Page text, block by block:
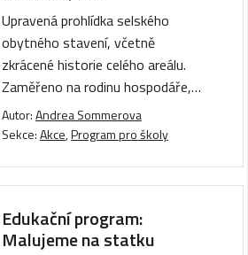
Upravená prohlídka selského
obytného stavení, včetně
zkrácené historie celého areálu.
Zaměřeno na rodinu hospodáře,…
Autor:Andrea Sommerova
Sekce:Akce,Program pro školy
Edukační program:
Malujeme na statku